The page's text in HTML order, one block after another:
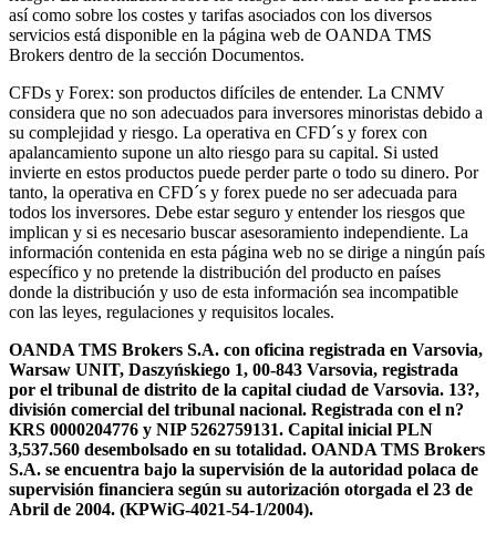
así como sobre los costes y tarifas asociados con los diversos
servicios está disponible en la página web de OANDA TMS
Brokers dentro de la sección Documentos.
CFDs y Forex: son productos difíciles de entender. La CNMV
considera que no son adecuados para inversores minoristas debido a
su complejidad y riesgo. La operativa en CFD´s y forex con
apalancamiento supone un alto riesgo para su capital. Si usted
invierte en estos productos puede perder parte o todo su dinero. Por
tanto, la operativa en CFD´s y forex puede no ser adecuada para
todos los inversores. Debe estar seguro y entender los riesgos que
implican y si es necesario buscar asesoramiento independiente. La
información contenida en esta página web no se dirige a ningún país
específico y no pretende la distribución del producto en países
donde la distribución y uso de esta información sea incompatible
con las leyes, regulaciones y requisitos locales.
OANDA TMS Brokers S.A. con oficina registrada en Varsovia,
Warsaw UNIT, Daszyńskiego 1, 00-843 Varsovia, registrada
por el tribunal de distrito de la capital ciudad de Varsovia. 13?,
división comercial del tribunal nacional. Registrada con el n?
KRS 0000204776 y NIP 5262759131. Capital inicial PLN
3,537.560 desembolsado en su totalidad. OANDA TMS Brokers
S.A. se encuentra bajo la supervisión de la autoridad polaca de
supervisión financiera según su autorización otorgada el 23 de
Abril de 2004. (KPWiG-4021-54-1/2004).